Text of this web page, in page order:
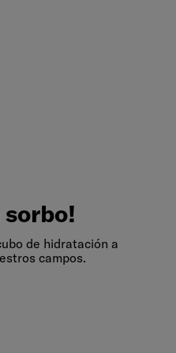
sorbo!
sorbo!
de hidratación a
campos.